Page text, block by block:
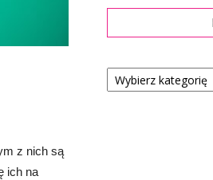
z nich są
ich na
Kategorie